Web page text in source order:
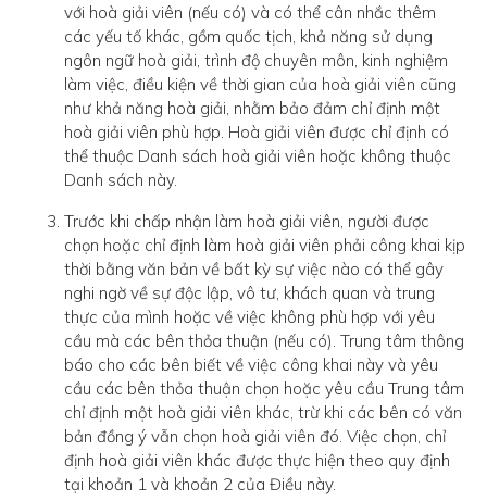
với hoà giải viên (nếu có) và có thể cân nhắc thêm
các yếu tố khác, gồm quốc tịch, khả năng sử dụng
ngôn ngữ hoà giải, trình độ chuyên môn, kinh nghiệm
làm việc, điều kiện về thời gian của hoà giải viên cũng
như khả năng hoà giải, nhằm bảo đảm chỉ định một
hoà giải viên phù hợp. Hoà giải viên được chỉ định có
thể thuộc Danh sách hoà giải viên hoặc không thuộc
Danh sách này.
Trước khi chấp nhận làm hoà giải viên, người được
chọn hoặc chỉ định làm hoà giải viên phải công khai kịp
thời bằng văn bản về bất kỳ sự việc nào có thể gây
nghi ngờ về sự độc lập, vô tư, khách quan và trung
thực của mình hoặc về việc không phù hợp với yêu
cầu mà các bên thỏa thuận (nếu có). Trung tâm thông
báo cho các bên biết về việc công khai này và yêu
cầu các bên thỏa thuận chọn hoặc yêu cầu Trung tâm
chỉ định một hoà giải viên khác, trừ khi các bên có văn
bản đồng ý vẫn chọn hoà giải viên đó. Việc chọn, chỉ
định hoà giải viên khác được thực hiện theo quy định
tại khoản 1 và khoản 2 của Điều này.